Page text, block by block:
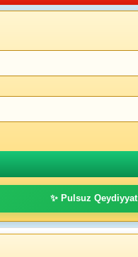
✨ Pulsuz Qeydiyyat